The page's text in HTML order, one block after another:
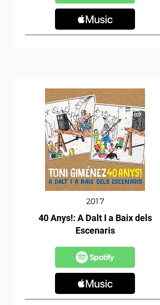
2017
40 Anys!: A Dalt I a Baix dels
Escenaris